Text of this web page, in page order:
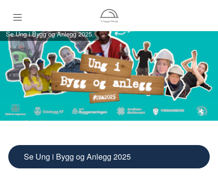
Se Ung i Bygg og Anlegg 2025.
Se Ung i Bygg og Anlegg 2025
Hjem
Hva gjør en fagarbeider?
Fagoversikt